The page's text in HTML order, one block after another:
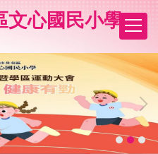
文心國民小學